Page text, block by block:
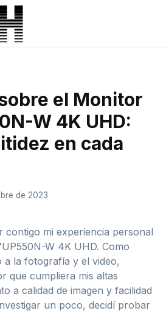
el Monitor
W 4K UHD:
en cada
de 2023
contigo mi experiencia personal
W 4K UHD. Como
a la fotografía y el video,
que cumpliera mis altas
a calidad de imagen y facilidad
un poco, decidí probar